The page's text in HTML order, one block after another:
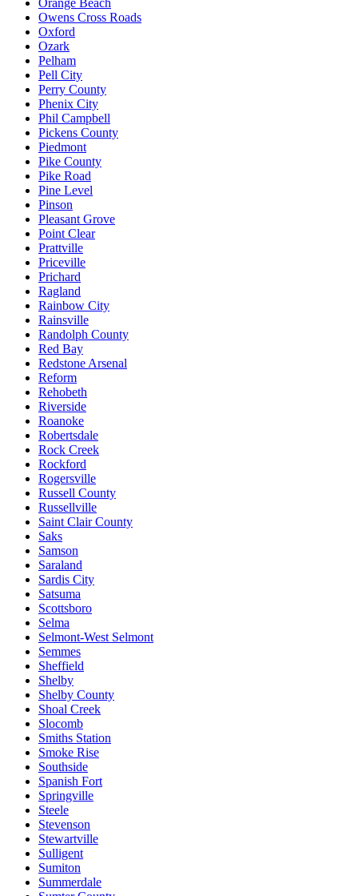
Owens Cross Roads
Oxford
Ozark
Pelham
Pell City
Perry County
Phenix City
Phil Campbell
Pickens County
Piedmont
Pike County
Pike Road
Pine Level
Pinson
Pleasant Grove
Point Clear
Prattville
Priceville
Prichard
Ragland
Rainbow City
Rainsville
Randolph County
Red Bay
Redstone Arsenal
Reform
Rehobeth
Riverside
Roanoke
Robertsdale
Rock Creek
Rockford
Rogersville
Russell County
Russellville
Saint Clair County
Saks
Samson
Saraland
Sardis City
Satsuma
Scottsboro
Selma
Selmont-West Selmont
Semmes
Sheffield
Shelby
Shelby County
Shoal Creek
Slocomb
Smiths Station
Smoke Rise
Southside
Spanish Fort
Springville
Steele
Stevenson
Stewartville
Sulligent
Sumiton
Summerdale